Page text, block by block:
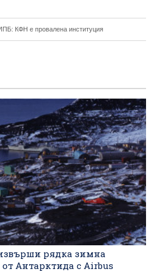
КФН е провалена институция
рядка зимна
Антарктида с Airbus